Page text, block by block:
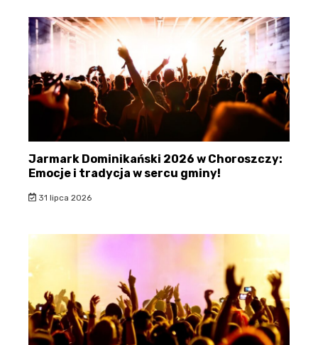
Jarmark Dominikański 2026 w Choroszczy:
Emocje i tradycja w sercu gminy!
31 lipca 2026